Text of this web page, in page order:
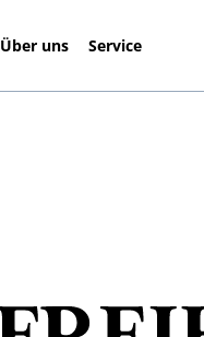
Über uns Service